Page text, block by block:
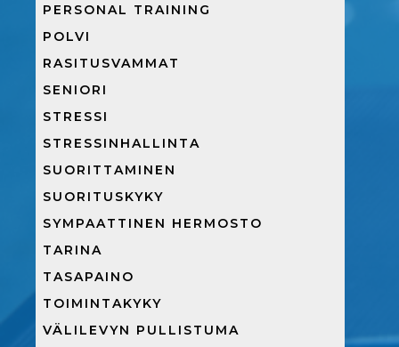
PERSONAL TRAINING
POLVI
RASITUSVAMMAT
SENIORI
STRESSI
STRESSINHALLINTA
SUORITTAMINEN
SUORITUSKYKY
SYMPAATTINEN HERMOSTO
TARINA
TASAPAINO
TOIMINTAKYKY
VÄLILEVYN PULLISTUMA